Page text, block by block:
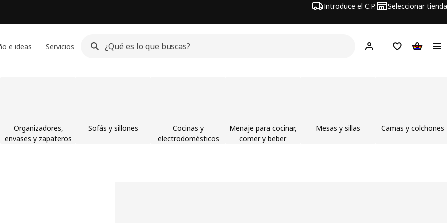
Introduce el C.P. Seleccionar tienda
e ideas Servicios Hej! Iniciar sesión
Lista de deseos
Carrito
Organizadores,
envases y zapateros
Sofás y sillones
Cocinas y
electrodomésticos
Menaje para cocinar,
comer y beber
Mesas y sillas Camas y colchones